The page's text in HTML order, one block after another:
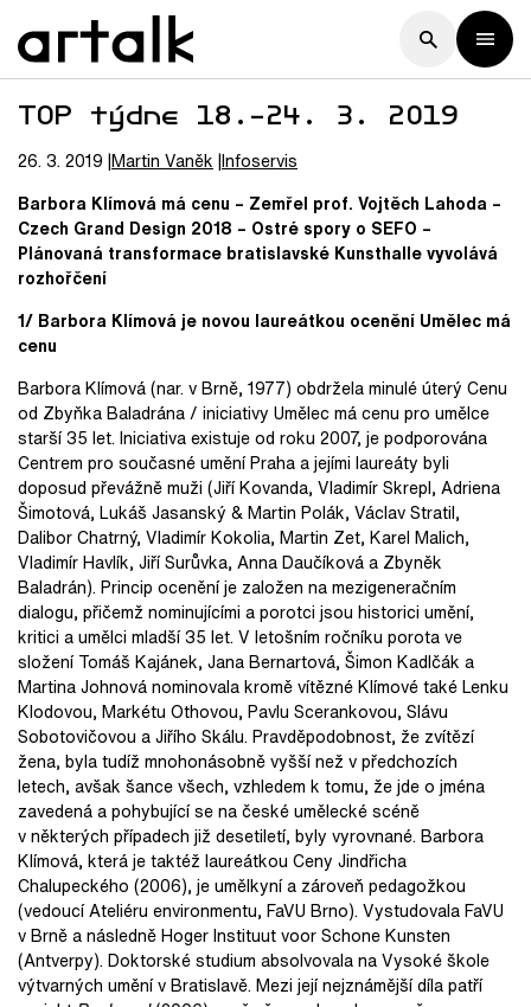
TOP týdne 18.–24. 3. 2019
26. 3. 2019 Martin Vaněk Infoservis
Barbora Klímová má cenu – Zemřel prof. Vojtěch Lahoda –
Czech Grand Design 2018 – Ostré spory o SEFO –
Plánovaná transformace bratislavské Kunsthalle vyvolává
rozhořčení
1/ Barbora Klímová je novou laureátkou ocenění Umělec má
cenu
Barbora Klímová (nar. v Brně, 1977) obdržela minulé úterý Cenu
od Zbyňka Baladrána / iniciativy Umělec má cenu pro umělce
starší 35 let. Iniciativa existuje od roku 2007, je podporována
Centrem pro současné umění Praha a jejími laureáty byli
doposud převážně muži (Jiří Kovanda, Vladimír Skrepl, Adriena
Šimotová, Lukáš Jasanský & Martin Polák, Václav Stratil,
Dalibor Chatrný, Vladimír Kokolia, Martin Zet, Karel Malich,
Vladimír Havlík, Jiří Surůvka, Anna Daučíková a Zbyněk
Baladrán). Princip ocenění je založen na mezigeneračním
dialogu, přičemž nominujícími a porotci jsou historici umění,
kritici a umělci mladší 35 let. V letošním ročníku porota ve
složení Tomáš Kajánek, Jana Bernartová, Šimon Kadlčák a
Martina Johnová nominovala kromě vítězné Klímové také Lenku
Klodovou, Markétu Othovou, Pavlu Scerankovou, Slávu
Sobotovičovou a Jiřího Skálu. Pravděpodobnost, že zvítězí
žena, byla tudíž mnohonásobně vyšší než v předchozích
letech, avšak šance všech, vzhledem k tomu, že jde o jména
zavedená a pohybující se na české umělecké scéně
v některých případech již desetiletí, byly vyrovnané. Barbora
Klímová, která je taktéž laureátkou Ceny Jindřicha
Chalupeckého (2006), je umělkyní a zároveň pedagožkou
(vedoucí Ateliéru environmentu, FaVU Brno). Vystudovala FaVU
v Brně a následně Hoger Instituut voor Schone Kunsten
(Antverpy). Doktorské studium absolvovala na Vysoké škole
výtvarných umění v Bratislavě. Mezi její nejznámější díla patří